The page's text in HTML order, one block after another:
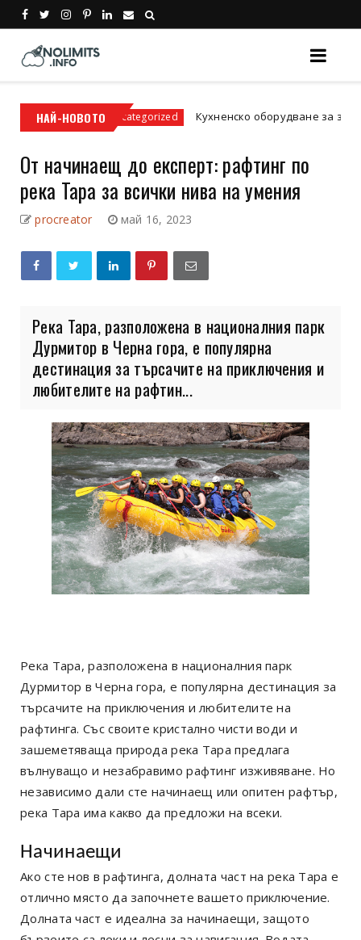
НАЙ-НОВОТО
Uncategorized Кухненско оборудване за заведение:
От начинаещ до експерт: рафтинг по
река Тара за всички нива на умения
procreator май 16, 2023
Река Тара, разположена в националния парк
Дурмитор в Черна гора, е популярна
дестинация за търсачите на приключения и
любителите на рафтин...
Река Тара, разположена в националния парк
Дурмитор в Черна гора, е популярна дестинация за
търсачите на приключения и любителите на
рафтинга. Със своите кристално чисти води и
зашеметяваща природа река Тара предлага
вълнуващо и незабравимо рафтинг изживяване. Но
независимо дали сте начинаещ или опитен рафтър,
река Тара има какво да предложи на всеки.
Начинаещи
Ако сте нов в рафтинга, долната част на река Тара е
отлично място да започнете вашето приключение.
Долната част е идеална за начинаещи, защото